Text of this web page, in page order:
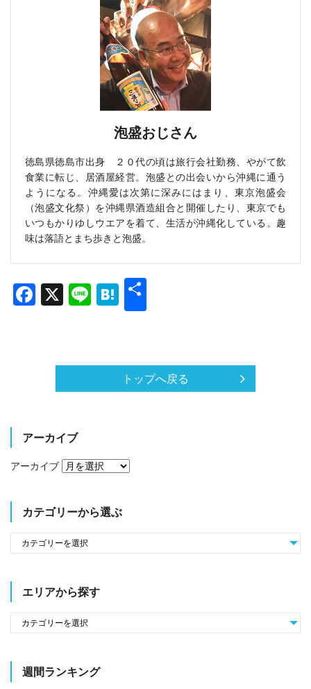
泡盛おじさん
徳島県徳島市出身 ２０代の頃は旅行会社勤務、やがて飲
食業に転じ、居酒屋経営。泡盛との出会いから沖縄に通う
ようになる。沖縄愛は次第に深みにはまり、東京泡盛会
（泡盛文化祭）を沖縄県酒造組合と開催したり、東京でも
いつもかりゆしウエアを着て、生活が沖縄化している。趣
味は落語とまち歩きと泡盛。
Facebook
X LineHatena
トップへ戻る
アーカイブ
アーカイブ
カテゴリーから選ぶ
エリアから探す
週間ランキング